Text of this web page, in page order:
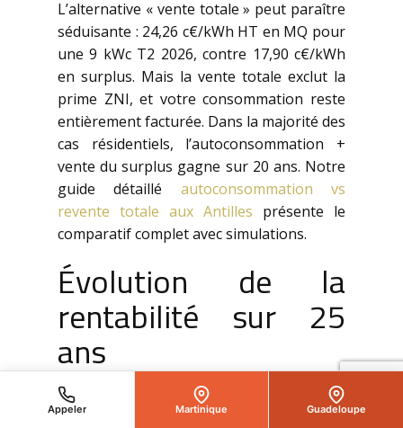
L’alternative « vente totale » peut paraître
séduisante : 24,26 c€/kWh HT en MQ pour
une 9 kWc T2 2026, contre 17,90 c€/kWh
en surplus. Mais la vente totale exclut la
prime ZNI, et votre consommation reste
entièrement facturée. Dans la majorité des
cas résidentiels, l’autoconsommation +
vente du surplus gagne sur 20 ans. Notre
guide détaillé autoconsommation vs
revente totale aux Antilles présente le
comparatif complet avec simulations.
Évolution de la
rentabilité sur 25
ans
Voici la projection cumulative sur 25 ans
pour l’exemple B (6 kWc en
Appeler Martinique Guadeloupe